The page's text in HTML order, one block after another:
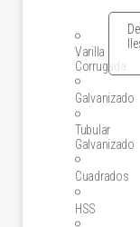
Varilla
Corrugada
Galvanizado
Tubular
Galvanizado
Cuadrados
HSS